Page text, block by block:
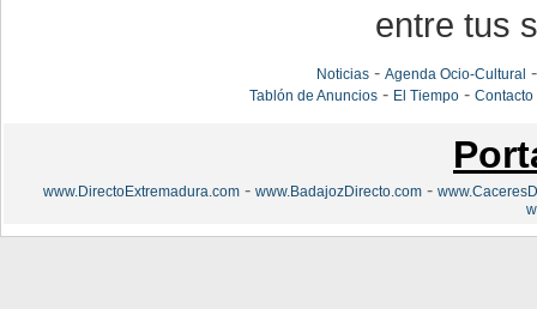
entre tus
Noticias- Agenda Ocio-Cultural
Tablón de Anuncios- El Tiempo- Contacto
www.DirectoExtremadura.com - www.BadajozDirecto.com -